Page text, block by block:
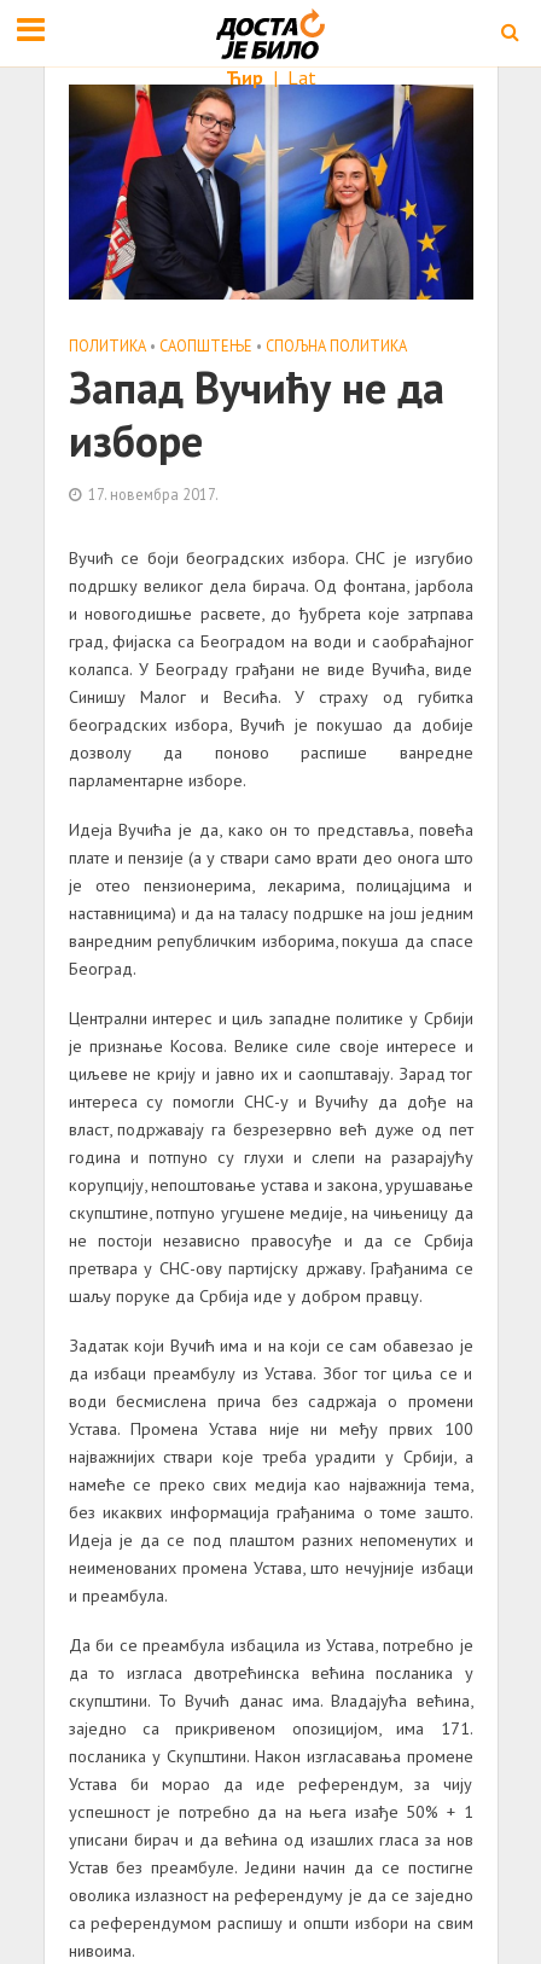
Ћир | Lat
ПОЛИТИКА • САОПШТЕЊE • СПОЉНА ПОЛИТИКА
Запад Вучићу не да
изборе
17. новембра 2017.
Вучић се боји београдских избора. СНС је изгубио
подршку великог дела бирача. Од фонтана, јарбола
и новогодишње расвете, до ђубрета које затрпава
град, фијаска са Београдом на води и саобраћајног
колапса. У Београду грађани не виде Вучића, виде
Синишу Малог и Весића. У страху од губитка
београдских избора, Вучић је покушао да добије
дозволу да поново распише ванредне
парламентарне изборе.
Идеја Вучића је да, како он то представља, повећа
плате и пензије (а у ствари само врати део онога што
је отео пензионерима, лекарима, полицајцима и
наставницима) и да на таласу подршке на још једним
ванредним републичким изборима, покуша да спасе
Београд.
Централни интерес и циљ западне политике у Србији
је признање Косова. Велике силе своје интересе и
циљеве не крију и јавно их и саопштавају. Зарад тог
интереса су помогли СНС-у и Вучићу да дође на
власт, подржавају га безрезервно већ дуже од пет
година и потпуно су глухи и слепи на разарајућу
корупцију, непоштовање устава и закона, урушавање
скупштине, потпуно угушене медије, на чињеницу да
не постоји независно правосуђе и да се Србија
претвара у СНС-ову партијску државу. Грађанима се
шаљу поруке да Србија иде у добром правцу.
Задатак који Вучић има и на који се сам обавезао је
да избаци преамбулу из Устава. Због тог циља се и
води бесмислена прича без садржаја о промени
Устава. Промена Устава није ни међу првих 100
најважнијих ствари које треба урадити у Србији, а
намеће се преко свих медија као најважнија тема,
без икаквих информација грађанима о томе зашто.
Идеја је да се под плаштом разних непоменутих и
неименованих промена Устава, што нечујније избаци
и преамбула.
Да би се преамбула избацила из Устава, потребно је
да то изгласа двотрећинска већина посланика у
скупштини. То Вучић данас има. Владајућа већина,
заједно са прикривеном опозицијом, има 171.
посланика у Скупштини. Након изгласавања промене
Устава би морао да иде референдум, за чију
успешност је потребно да на њега изађе 50% + 1
уписани бирач и да већина од изашлих гласа за нов
Устав без преамбуле. Једини начин да се постигне
оволика излазност на референдуму је да се заједно
са референдумом распишу и општи избори на свим
нивоима.